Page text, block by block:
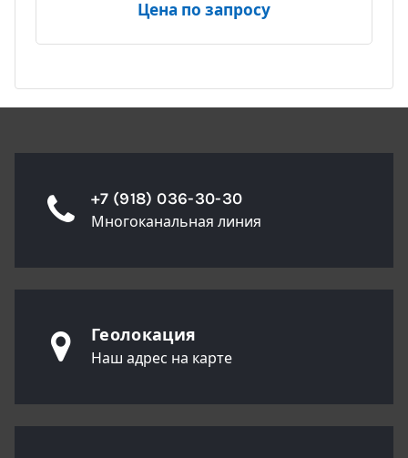
Цена по запросу
+7 (918) 036-30-30
Многоканальная линия
Геолокация
Наш адрес на карте